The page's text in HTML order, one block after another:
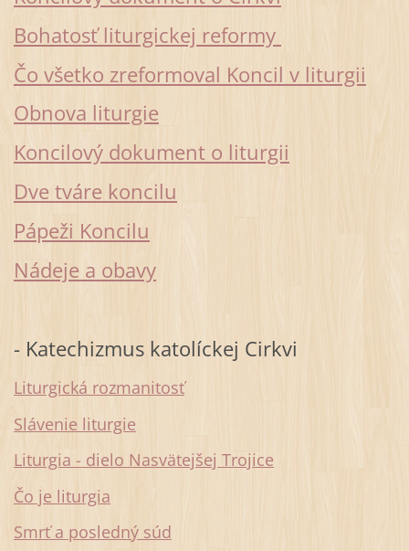
Bohatosť liturgickej reformy
Čo všetko zreformoval Koncil v liturgii
Obnova liturgie
Koncilový dokument o liturgii
Dve tváre koncilu
Pápeži Koncilu
Nádeje a obavy
- Katechizmus katolíckej Cirkvi
Liturgická rozmanitosť
Slávenie liturgie
Liturgia - dielo Nasvätejšej Trojice
Čo je liturgia
Smrť a posledný súd